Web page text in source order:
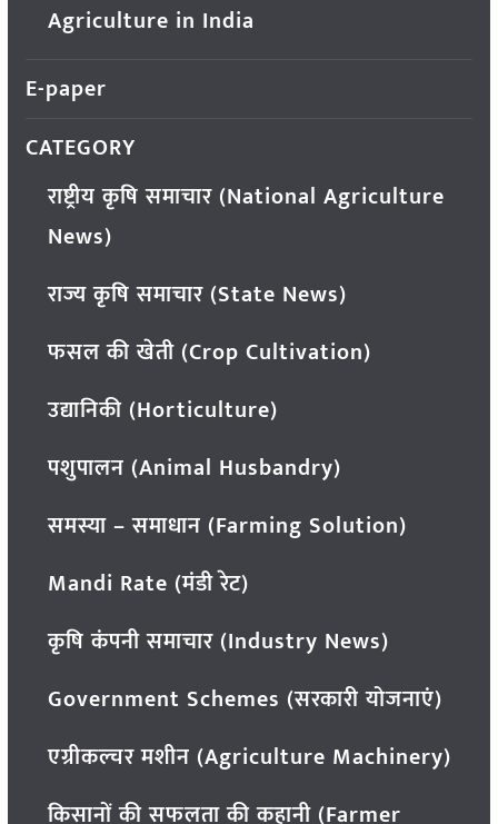
Agriculture in India
E-paper
CATEGORY
राष्ट्रीय कृषि समाचार (National Agriculture
News)
राज्य कृषि समाचार (State News)
फसल की खेती (Crop Cultivation)
उद्यानिकी (Horticulture)
पशुपालन (Animal Husbandry)
समस्या – समाधान (Farming Solution)
Mandi Rate (मंडी रेट)
कृषि कंपनी समाचार (Industry News)
Government Schemes (सरकारी योजनाएं)
एग्रीकल्चर मशीन (Agriculture Machinery)
किसानों की सफलता की कहानी (Farmer